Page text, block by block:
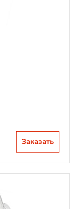
Заказать